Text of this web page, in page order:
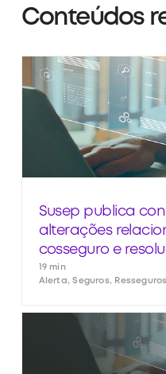
Conteúdos
Susep publica
alterações
cosseguro e
19 min
Alerta, Seguros,